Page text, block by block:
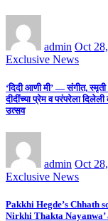
admin Oct
Exclusive News
‘दिदी आणी मी’ — संगीत,
दीदींच्या प्रेम व परंपरेला दिलेली
उत्सव
admin Oct
Exclusive News
Pakkhi Hegde’s Chhath
Nirkhi Thakta